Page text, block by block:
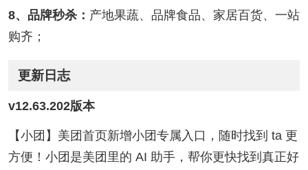
8、品牌秒杀： 产地果蔬、品牌食品、家居百货、一站
购齐；
更新日志
v12.63.202版本
【小团】美团首页新增小团专属入口，随时找到 ta 更
方便！小团是美团里的 AI 助手，帮你更快找到真正好